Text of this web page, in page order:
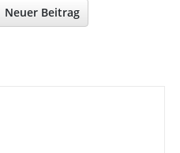
Neuer Beitrag